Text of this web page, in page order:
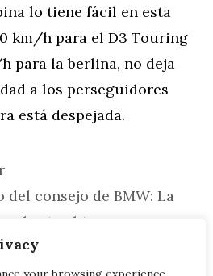
lo tiene fácil en esta
km/h para el D3 Touring
para la berlina, no deja
a los perseguidores
está despejada.
del consejo de BMW: La
hasta el tercer